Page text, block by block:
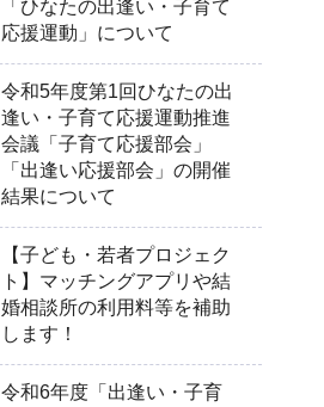
「ひなたの出逢い・子育て
応援運動」について
令和5年度第1回ひなたの出
逢い・子育て応援運動推進
会議「子育て応援部会」
「出逢い応援部会」の開催
結果について
【子ども・若者プロジェク
ト】マッチングアプリや結
婚相談所の利用料等を補助
します！
令和6年度「出逢い・子育